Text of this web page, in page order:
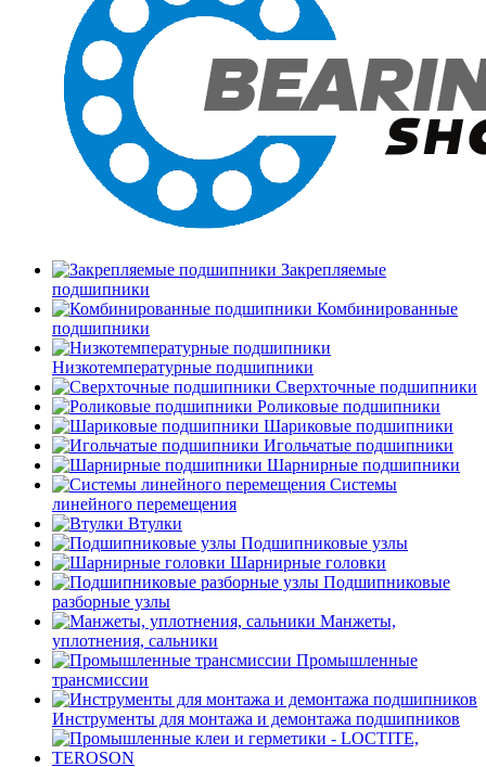
Закрепляемые
подшипники
Комбинированные
подшипники
Низкотемпературные подшипники
Сверхточные подшипники
Роликовые подшипники
Шариковые подшипники
Игольчатые подшипники
Шарнирные подшипники
Системы
линейного перемещения
Втулки
Подшипниковые узлы
Шарнирные головки
Подшипниковые
разборные узлы
Манжеты,
уплотнения, сальники
Промышленные
трансмиссии
Инструменты для монтажа и демонтажа подшипников